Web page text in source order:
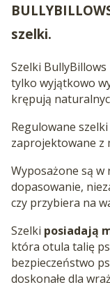
szelki.
Szelki
tylko wyjątkowo
krępują
Regulowane
zaprojektowane z
Wyposażone są
dopasowanie,
czy przybiera na
Szelki posiadają
która otula talię
bezpieczeństwo
doskonałe dla